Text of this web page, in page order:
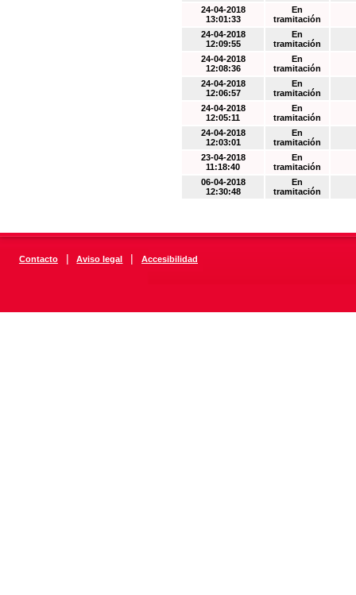
24-04-2018
13:01:33
En
tramitación
24-04-2018
12:09:55
En
tramitación
24-04-2018
12:08:36
En
tramitación
24-04-2018
12:06:57
En
tramitación
24-04-2018
12:05:11
En
tramitación
24-04-2018
12:03:01
En
tramitación
23-04-2018
11:18:40
En
tramitación
06-04-2018
12:30:48
En
tramitación
Contacto | Aviso legal | Accesibilidad